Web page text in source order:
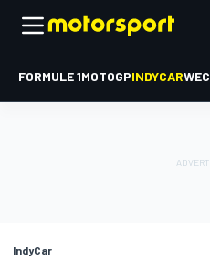
FORMULE 1MOTOGPINDYCARWEC
IndyCar